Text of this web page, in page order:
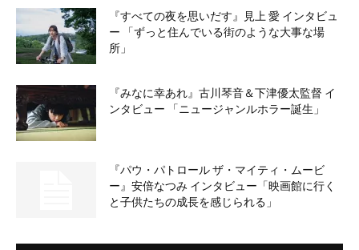
『すべての夜を思いだす』見上 愛 インタビュ
ー 「ずっと住んでいる街のような大事な場
所」
『みなに幸あれ』古川琴音＆下津優太監督 イ
ンタビュー 「ニュージャンルホラー誕生」
『パウ・パトロール ザ・マイティ・ムービ
ー』安倍なつみ インタビュー「映画館に行く
と子供たちの成長を感じられる」